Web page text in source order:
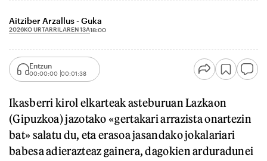
Aitziber Arzallus - Guka
2026KO URTARRILAREN 13A18:00
Entzun
00:00:00 00:01:38
Ikasberri kirol elkarteak asteburuan Lazkaon
(Gipuzkoa) jazotako «gertakari arrazista onartezin
bat» salatu du, eta erasoa jasandako jokalariari
babesa adierazteaz gainera, dagokien arduradunei